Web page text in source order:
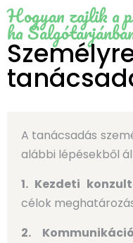
Hogyan zajlik a
ha
A tanácsadás
alábbi lépésekből
1. Kezdeti
célok
2.